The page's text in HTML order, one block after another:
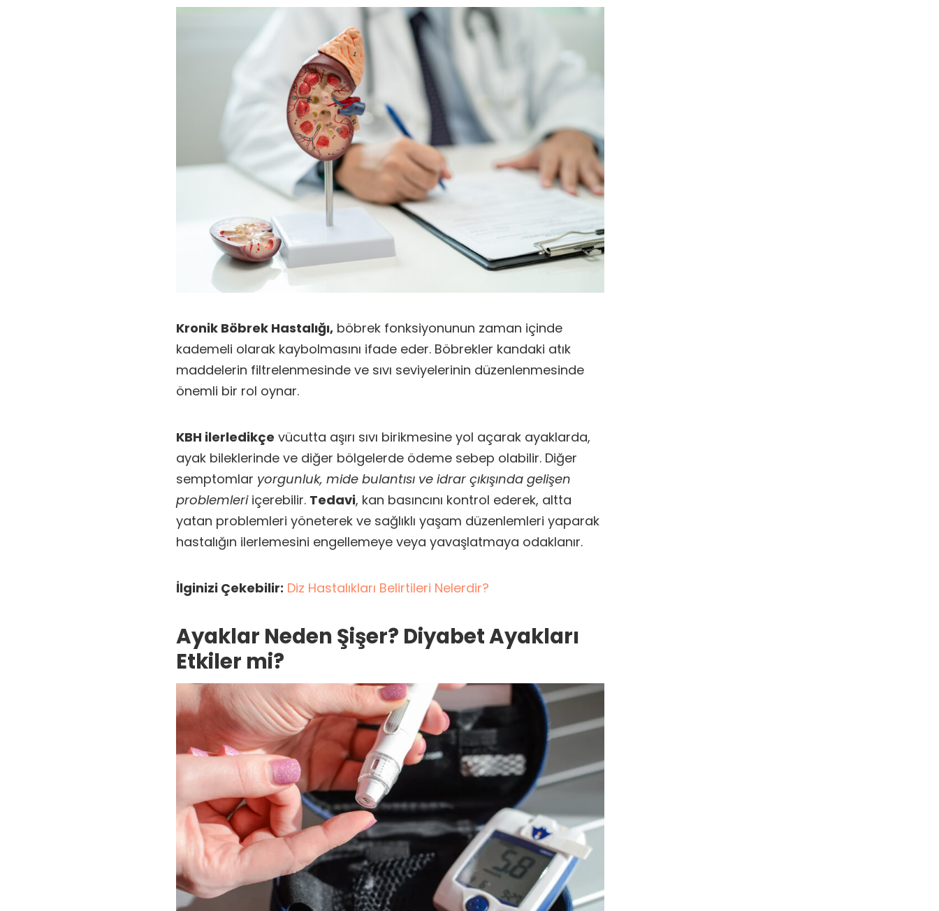
Kronik Böbrek Hastalığı, böbrek fonksiyonunun zaman içinde
kademeli olarak kaybolmasını ifade eder. Böbrekler kandaki atık
maddelerin filtrelenmesinde ve sıvı seviyelerinin düzenlenmesinde
önemli bir rol oynar.
KBH ilerledikçe vücutta aşırı sıvı birikmesine yol açarak ayaklarda,
ayak bileklerinde ve diğer bölgelerde ödeme sebep olabilir. Diğer
semptomlar yorgunluk, mide bulantısı ve idrar çıkışında gelişen
problemleri içerebilir. Tedavi, kan basıncını kontrol ederek, altta
yatan problemleri yöneterek ve sağlıklı yaşam düzenlemleri yaparak
hastalığın ilerlemesini engellemeye veya yavaşlatmaya odaklanır.
İlginizi Çekebilir: Diz Hastalıkları Belirtileri Nelerdir?
Ayaklar Neden Şişer? Diyabet Ayakları
Etkiler mi?